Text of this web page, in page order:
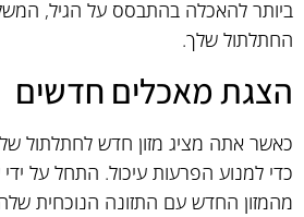
ביותר להאכלה בהתבסס על הגיל,
החתלתול שלך.
הצגת מאכלים חדשים
כאשר אתה מציג מזון חדש לחתלתול
כדי למנוע הפרעות עיכול. התחל על
מהמזון החדש עם התזונה הנוכחית